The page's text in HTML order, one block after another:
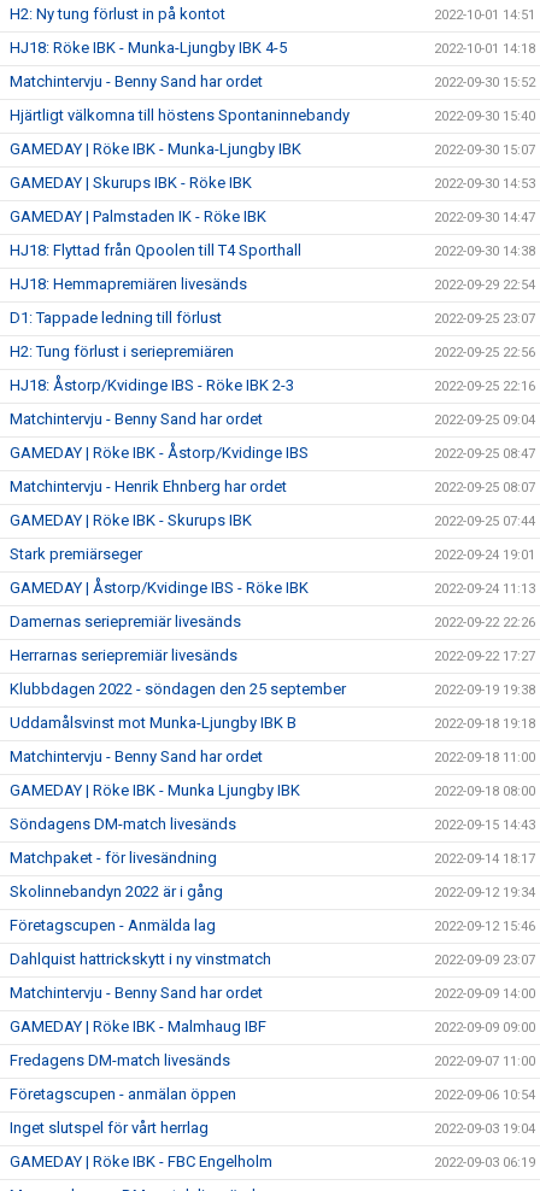
H2: Ny tung förlust in på kontot 2022-10-01 14:51
HJ18: Röke IBK - Munka-Ljungby IBK 4-5 2022-10-01 14:18
Matchintervju - Benny Sand har ordet 2022-09-30 15:52
Hjärtligt välkomna till höstens Spontaninnebandy 2022-09-30 15:40
GAMEDAY | Röke IBK - Munka-Ljungby IBK 2022-09-30 15:07
GAMEDAY | Skurups IBK - Röke IBK 2022-09-30 14:53
GAMEDAY | Palmstaden IK - Röke IBK 2022-09-30 14:47
HJ18: Flyttad från Qpoolen till T4 Sporthall 2022-09-30 14:38
HJ18: Hemmapremiären livesänds 2022-09-29 22:54
D1: Tappade ledning till förlust 2022-09-25 23:07
H2: Tung förlust i seriepremiären 2022-09-25 22:56
HJ18: Åstorp/Kvidinge IBS - Röke IBK 2-3 2022-09-25 22:16
Matchintervju - Benny Sand har ordet 2022-09-25 09:04
GAMEDAY | Röke IBK - Åstorp/Kvidinge IBS 2022-09-25 08:47
Matchintervju - Henrik Ehnberg har ordet 2022-09-25 08:07
GAMEDAY | Röke IBK - Skurups IBK 2022-09-25 07:44
Stark premiärseger 2022-09-24 19:01
GAMEDAY | Åstorp/Kvidinge IBS - Röke IBK 2022-09-24 11:13
Damernas seriepremiär livesänds 2022-09-22 22:26
Herrarnas seriepremiär livesänds 2022-09-22 17:27
Klubbdagen 2022 - söndagen den 25 september 2022-09-19 19:38
Uddamålsvinst mot Munka-Ljungby IBK B 2022-09-18 19:18
Matchintervju - Benny Sand har ordet 2022-09-18 11:00
GAMEDAY | Röke IBK - Munka Ljungby IBK 2022-09-18 08:00
Söndagens DM-match livesänds 2022-09-15 14:43
Matchpaket - för livesändning 2022-09-14 18:17
Skolinnebandyn 2022 är i gång 2022-09-12 19:34
Företagscupen - Anmälda lag 2022-09-12 15:46
Dahlquist hattrickskytt i ny vinstmatch 2022-09-09 23:07
Matchintervju - Benny Sand har ordet 2022-09-09 14:00
GAMEDAY | Röke IBK - Malmhaug IBF 2022-09-09 09:00
Fredagens DM-match livesänds 2022-09-07 11:00
Företagscupen - anmälan öppen 2022-09-06 10:54
Inget slutspel för vårt herrlag 2022-09-03 19:04
GAMEDAY | Röke IBK - FBC Engelholm 2022-09-03 06:19